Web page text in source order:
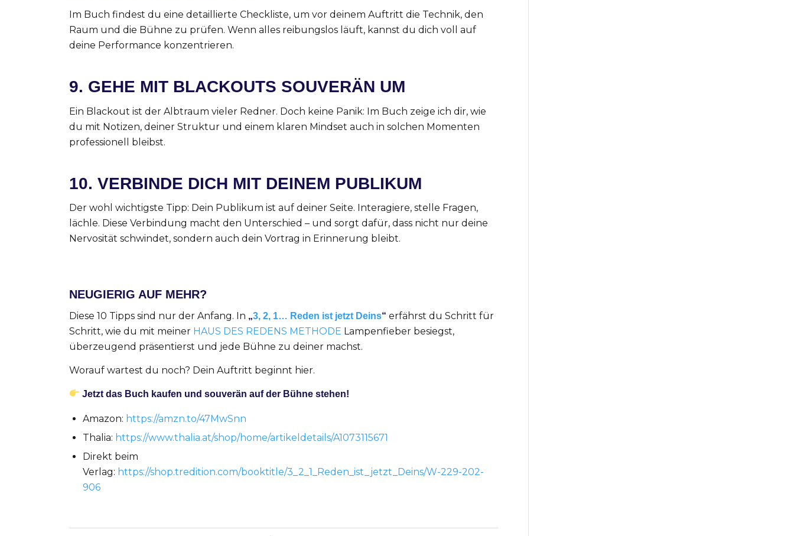
Im Buch findest du eine detaillierte Checkliste, um vor deinem Auftritt die Technik, den
Raum und die Bühne zu prüfen. Wenn alles reibungslos läuft, kannst du dich voll auf
deine Performance konzentrieren.
9. GEHE MIT BLACKOUTS SOUVERÄN UM
Ein Blackout ist der Albtraum vieler Redner. Doch keine Panik: Im Buch zeige ich dir, wie
du mit Notizen, deiner Struktur und einem klaren Mindset auch in solchen Momenten
professionell bleibst.
10.VERBINDE DICH MIT DEINEM PUBLIKUM
Der wohl wichtigste Tipp: Dein Publikum ist auf deiner Seite. Interagiere, stelle Fragen,
lächle. Diese Verbindung macht den Unterschied – und sorgt dafür, dass nicht nur deine
Nervosität schwindet, sondern auch dein Vortrag in Erinnerung bleibt.
NEUGIERIG AUF MEHR?
Diese 10 Tipps sind nur der Anfang. In „3, 2, 1… Reden ist jetzt Deins“ erfährst du Schritt für
Schritt, wie du mit meiner HAUS DES REDENS METHODE Lampenfieber besiegst,
überzeugend präsentierst und jede Bühne zu deiner machst.
Worauf wartest du noch? Dein Auftritt beginnt hier.
Jetzt das Buch kaufen und souverän auf der Bühne stehen!
Amazon: https://amzn.to/47MwSnn
Thalia: https://www.thalia.at/shop/home/artikeldetails/A1073115671
Direkt beim
Verlag: https://shop.tredition.com/booktitle/3_2_1_Reden_ist_jetzt_Deins/W-229-202-
906